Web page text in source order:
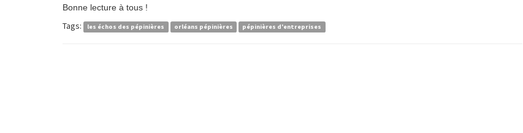
Bonne lecture à tous !
Tags: les échos des pépinières orléans pépinières pépinières d'entreprises